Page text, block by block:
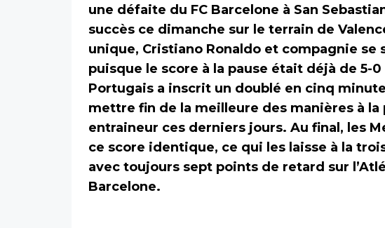
une défaite du FC Barcelone à San
succès ce dimanche sur le terrain de
unique, Cristiano Ronaldo et compagnie
puisque le score à la pause était déjà de 5-
Portugais a inscrit un doublé en cinq
mettre fin de la meilleure des manières à la
entraineur ces derniers jours. Au final, les
ce score identique, ce qui les laisse à la
avec toujours sept points de retard sur
Barcelone.